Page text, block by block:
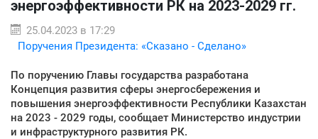
энергоэффективности РК на 2023-2029 гг.
25.04.2023 в 17:29
Поручения Президента: «Сказано - Сделано»
По поручению Главы государства разработана
Концепция развития сферы энергосбережения и
повышения энергоэффективности Республики Казахстан
на 2023 - 2029 годы, сообщает Министерство индустрии
и инфраструктурного развития РК.